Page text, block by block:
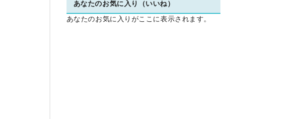
あなたのお気に入り（いいね）
あなたのお気に入りがここに表示されます。